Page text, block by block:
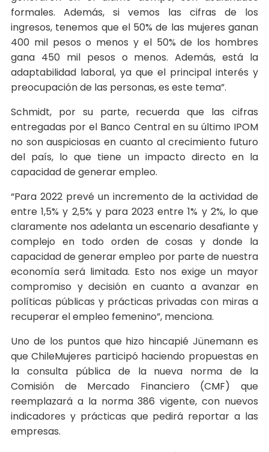
formales. Además, si vemos las cifras de los
ingresos, tenemos que el 50% de las mujeres ganan
400 mil pesos o menos y el 50% de los hombres
gana 450 mil pesos o menos. Además, está la
adaptabilidad laboral, ya que el principal interés y
preocupación de las personas, es este tema”.
Schmidt, por su parte, recuerda que las cifras
entregadas por el Banco Central en su último IPOM
no son auspiciosas en cuanto al crecimiento futuro
del país, lo que tiene un impacto directo en la
capacidad de generar empleo.
“Para 2022 prevé un incremento de la actividad de
entre 1,5% y 2,5% y para 2023 entre 1% y 2%, lo que
claramente nos adelanta un escenario desafiante y
complejo en todo orden de cosas y donde la
capacidad de generar empleo por parte de nuestra
economía será limitada. Esto nos exige un mayor
compromiso y decisión en cuanto a avanzar en
políticas públicas y prácticas privadas con miras a
recuperar el empleo femenino”, menciona.
Uno de los puntos que hizo hincapié Jünemann es
que ChileMujeres participó haciendo propuestas en
la consulta pública de la nueva norma de la
Comisión de Mercado Financiero (CMF) que
reemplazará a la norma 386 vigente, con nuevos
indicadores y prácticas que pedirá reportar a las
empresas.